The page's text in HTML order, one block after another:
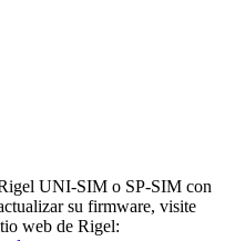
UNI-SIM o SP-SIM con
su firmware, visite
web de Rigel: